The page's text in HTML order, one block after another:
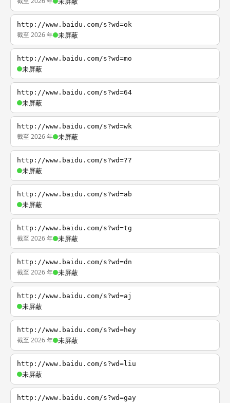
http://www.baidu.com/s?wd=ok
截至 2026 年 未屏蔽
http://www.baidu.com/s?wd=mo
未屏蔽
http://www.baidu.com/s?wd=64
未屏蔽
http://www.baidu.com/s?wd=wk
截至 2026 年 未屏蔽
http://www.baidu.com/s?wd=??
未屏蔽
http://www.baidu.com/s?wd=ab
未屏蔽
http://www.baidu.com/s?wd=tg
截至 2026 年 未屏蔽
http://www.baidu.com/s?wd=dn
截至 2026 年 未屏蔽
http://www.baidu.com/s?wd=aj
未屏蔽
http://www.baidu.com/s?wd=hey
截至 2026 年 未屏蔽
http://www.baidu.com/s?wd=liu
未屏蔽
http://www.baidu.com/s?wd=gay